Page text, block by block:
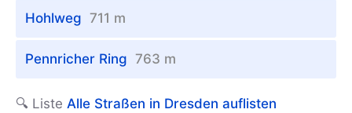
Hohlweg 711 m
Pennricher Ring 763 m
🔍 Liste Alle Straßen in Dresden auflisten